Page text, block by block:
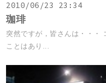
2010/06/23 23:34
珈琲
突然ですが，皆さんは・・・
ことはあり...